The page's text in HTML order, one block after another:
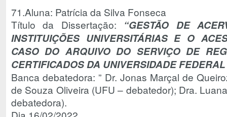
71.Aluna: Patrícia da Silva Fonseca
Título da Dissertação: “GESTÃO DE
INSTITUIÇÕES UNIVERSITÁRIAS E O
CASO DO ARQUIVO DO SERVIÇO DE
CERTIFICADOS DA UNIVERSIDADE
Banca debatedora: ” Dr. Jonas Marçal de
de Souza Oliveira (UFU – debatedor); Dra.
debatedora).